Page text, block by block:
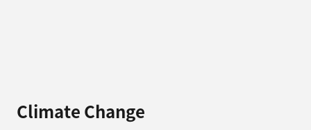
Climate Change